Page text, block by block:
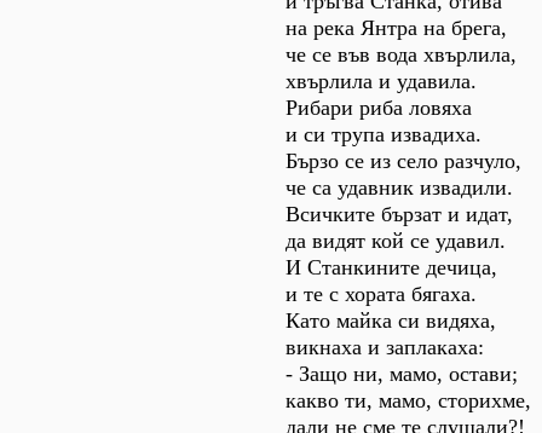
на река Янтра на брега,
че се във вода хвърлила,
хвърлила и удавила.
Рибари риба ловяха
и си трупа извадиха.
Бързо се из село разчуло,
че са удавник извадили.
Всичките бързат и идат,
да видят кой се удавил.
И Станкините дечица,
и те с хората бягаха.
Като майка си видяха,
викнаха и заплакаха:
- Защо ни, мамо, остави;
какво ти, мамо, сторихме,
дали не сме те слушали?!